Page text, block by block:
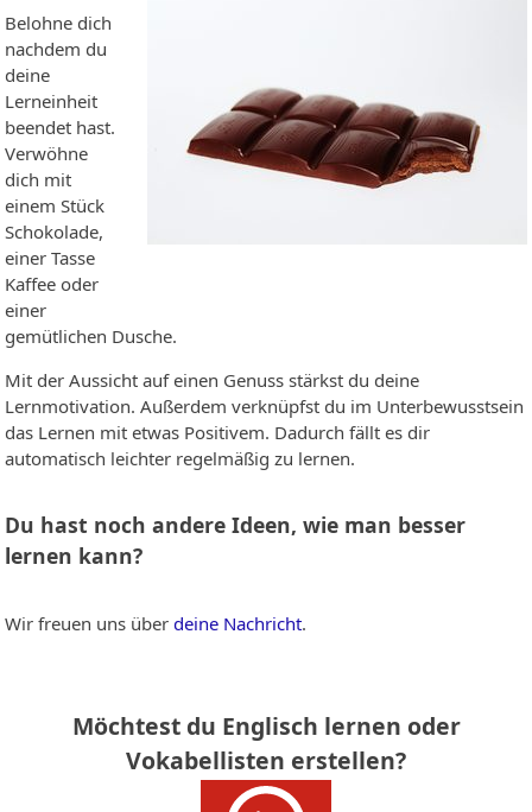
Belohne dich
nachdem du
deine
Lerneinheit
beendet hast.
Verwöhne
dich mit
einem Stück
Schokolade,
einer Tasse
Kaffee oder
einer
gemütlichen Dusche.
Mit der Aussicht auf einen Genuss stärkst du deine
Lernmotivation. Außerdem verknüpfst du im Unterbewusstsein
das Lernen mit etwas Positivem. Dadurch fällt es dir
automatisch leichter regelmäßig zu lernen.
Du hast noch andere Ideen, wie man besser
lernen kann?
Wir freuen uns überdeine Nachricht.
Möchtest du Englisch lernen oder
Vokabellisten erstellen?